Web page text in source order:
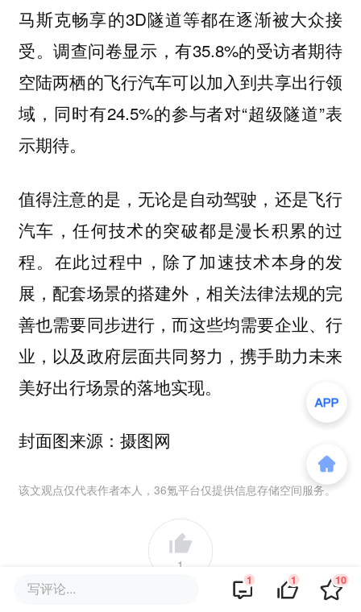
马斯克畅享的3D隧道等都在逐渐被大众接
受。调查问卷显示，有35.8%的受访者期待
空陆两栖的飞行汽车可以加入到共享出行领
域，同时有24.5%的参与者对“超级隧道”表
示期待。
值得注意的是，无论是自动驾驶，还是飞行
汽车，任何技术的突破都是漫长积累的过
程。在此过程中，除了加速技术本身的发
展，配套场景的搭建外，相关法律法规的完
善也需要同步进行，而这些均需要企业、行
业，以及政府层面共同努力，携手助力未来
美好出行场景的落地实现。
封面图来源：摄图网
该文观点仅代表作者本人，36氪平台仅提供信息存储空间服务。
1
好文章，需要你的鼓励
写评论... 1 1 10